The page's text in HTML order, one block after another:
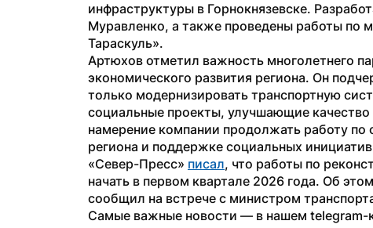
инфраструктуры в Горнокнязевске.
Муравленко, а также проведены работы по
Тараскуль».
Артюхов отметил важность многолетнего
экономического развития региона. Он
только модернизировать транспортную
социальные проекты, улучшающие
намерение компании продолжать работу
региона и поддержке социальных
«Север-Пресс» писал, что работы по
начать в первом квартале 2026 года. Об
сообщил на встрече с министром
Самые важные новости — в нашем telegram-